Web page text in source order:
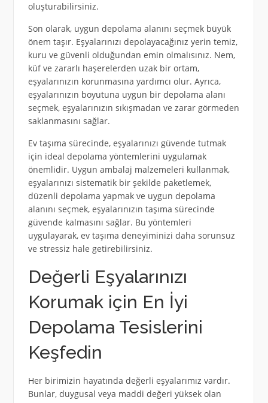
oluşturabilirsiniz.
Son olarak, uygun depolama alanını seçmek büyük
önem taşır. Eşyalarınızı depolayacağınız yerin temiz,
kuru ve güvenli olduğundan emin olmalısınız. Nem,
küf ve zararlı haşerelerden uzak bir ortam,
eşyalarınızın korunmasına yardımcı olur. Ayrıca,
eşyalarınızın boyutuna uygun bir depolama alanı
seçmek, eşyalarınızın sıkışmadan ve zarar görmeden
saklanmasını sağlar.
Ev taşıma sürecinde, eşyalarınızı güvende tutmak
için ideal depolama yöntemlerini uygulamak
önemlidir. Uygun ambalaj malzemeleri kullanmak,
eşyalarınızı sistematik bir şekilde paketlemek,
düzenli depolama yapmak ve uygun depolama
alanını seçmek, eşyalarınızın taşıma sürecinde
güvende kalmasını sağlar. Bu yöntemleri
uygulayarak, ev taşıma deneyiminizi daha sorunsuz
ve stressiz hale getirebilirsiniz.
Değerli Eşyalarınızı
Korumak için En İyi
Depolama Tesislerini
Keşfedin
Her birimizin hayatında değerli eşyalarımız vardır.
Bunlar, duygusal veya maddi değeri yüksek olan